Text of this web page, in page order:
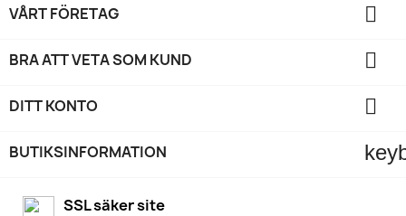
VÅRT FÖRETAG 
BRA ATT VETA SOM KUND 
DITT KONTO 
BUTIKSINFORMATION
SSL säker site